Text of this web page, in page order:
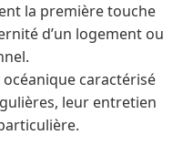
la première touche
d’un logement ou
caractérisé
leur entretien